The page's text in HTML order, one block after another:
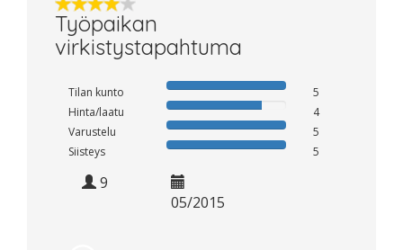
Työpaikan
virkistystapahtuma
Tilan kunto
5
Hinta/laatu
4
Varustelu
5
Siisteys
5
9
05/2015